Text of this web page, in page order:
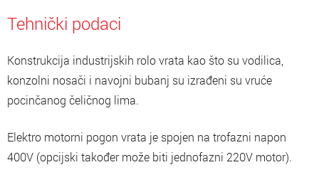
Tehnički podaci
Konstrukcija industrijskih rolo vrata kao što su vodilica,
konzolni nosači i navojni bubanj su izrađeni su vruće
pocinčanog čeličnog lima.
Elektro motorni pogon vrata je spojen na trofazni napon
400V (opcijski također može biti jednofazni 220V motor).